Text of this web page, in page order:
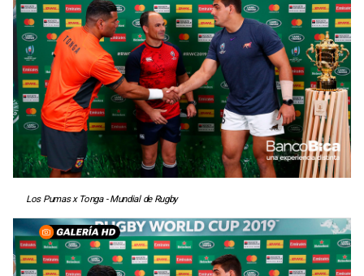
Los Pumas x Tonga - Mundial de Rugby